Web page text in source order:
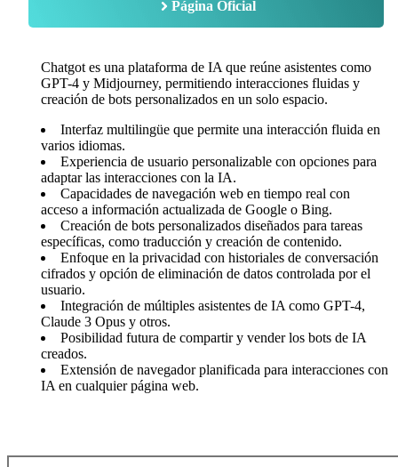
Página Oficial
Chatgot es una plataforma de IA que reúne asistentes como
GPT-4 y Midjourney, permitiendo interacciones fluidas y
creación de bots personalizados en un solo espacio.
Interfaz multilingüe que permite una interacción fluida en
varios idiomas.
Experiencia de usuario personalizable con opciones para
adaptar las interacciones con la IA.
Capacidades de navegación web en tiempo real con
acceso a información actualizada de Google o Bing.
Creación de bots personalizados diseñados para tareas
específicas, como traducción y creación de contenido.
Enfoque en la privacidad con historiales de conversación
cifrados y opción de eliminación de datos controlada por el
usuario.
Integración de múltiples asistentes de IA como GPT-4,
Claude 3 Opus y otros.
Posibilidad futura de compartir y vender los bots de IA
creados.
Extensión de navegador planificada para interacciones con
IA en cualquier página web.